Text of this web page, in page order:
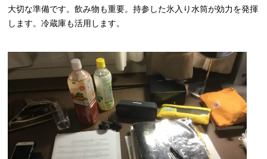
大切な準備です。飲み物も重要。持参した氷入り水筒が効力を発揮
します。冷蔵庫も活用します。